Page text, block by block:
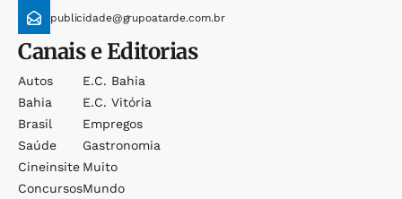
publicidade@grupoatarde.com.br
Canais e Editorias
Autos
Bahia
Brasil
Saúde
Cineinsite
Concursos
E.c. Bahia
E.c. Vitória
Empregos
Gastronomia
Muito
Mundo